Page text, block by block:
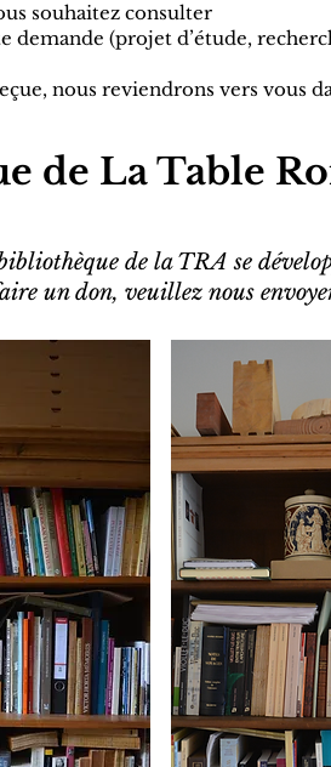
souhaitez consulter
demande (projet d’étude,
nous reviendrons vers vous
de La Table
de la TRA se
un don, veuillez nous